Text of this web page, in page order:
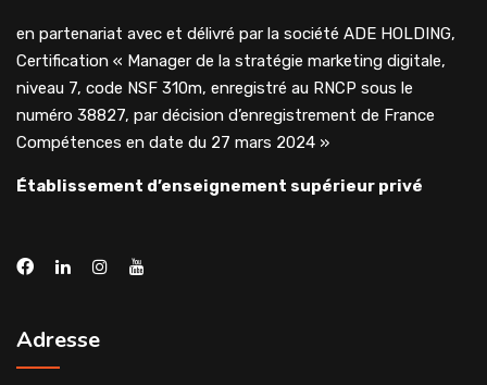
en partenariat avec et délivré par la société ADE HOLDING,
Certification « Manager de la stratégie marketing digitale,
niveau 7, code NSF 310m, enregistré au RNCP sous le
numéro 38827, par décision d’enregistrement de France
Compétences en date du 27 mars 2024 »
Établissement d’enseignement supérieur privé
Adresse